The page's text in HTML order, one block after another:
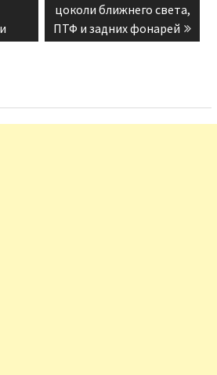
post:
цоколи ближнего света,
ПТФ и задних фонарей